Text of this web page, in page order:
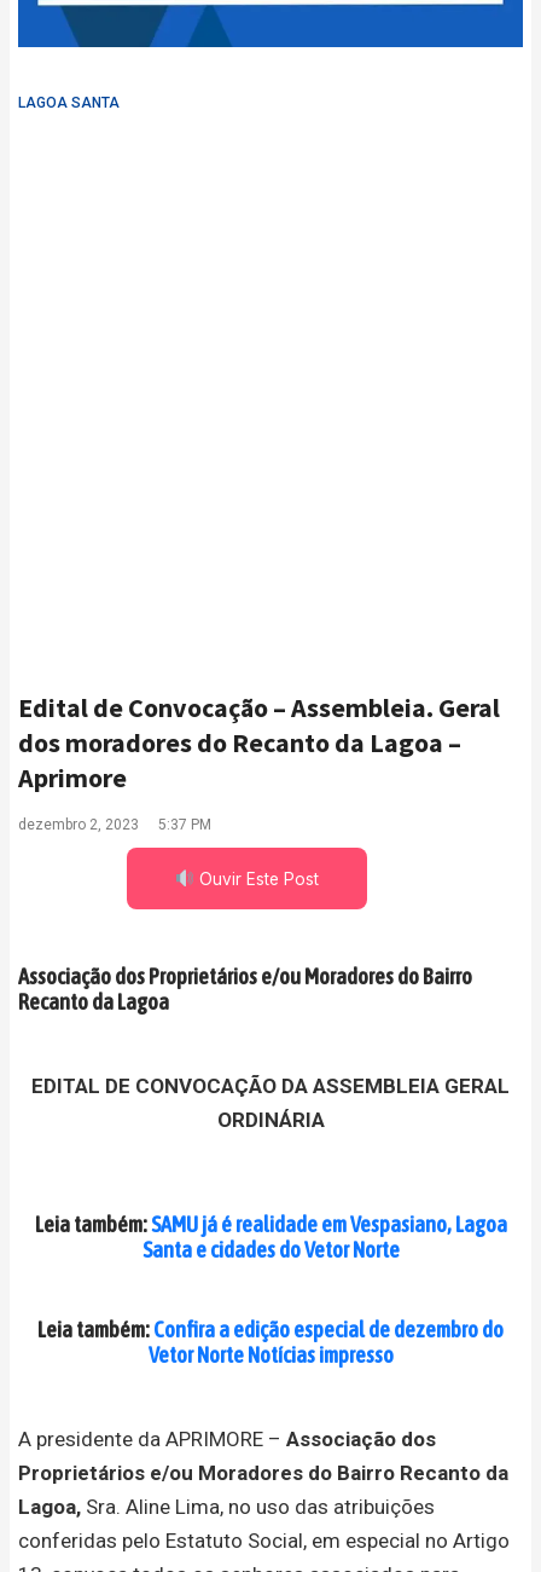
LAGOA SANTA
Edital de Convocação – Assembleia. Geral
dos moradores do Recanto da Lagoa –
Aprimore
dezembro 2, 2023 5:37 PM
Ouvir Este Post
Associação dos Proprietários e/ou Moradores do Bairro
Recanto da Lagoa
EDITAL DE CONVOCAÇÃO DA ASSEMBLEIA GERAL
ORDINÁRIA
Leia também:SAMU já é realidade em Vespasiano, Lagoa
Santa e cidades do Vetor Norte
Leia também:Confira a edição especial de dezembro do
Vetor Norte Notícias impresso
A presidente da APRIMORE – Associação dos
Proprietários e/ou Moradores do Bairro Recanto da
Lagoa, Sra. Aline Lima, no uso das atribuições
conferidas pelo Estatuto Social, em especial no Artigo